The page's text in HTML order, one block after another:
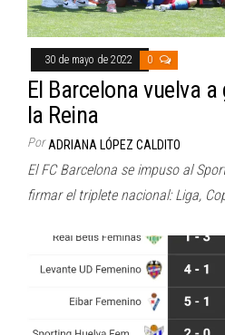
30 de mayo de 2022 0
El Barcelona vuelva
la Reina
Por ADRIANA LÓPEZ CALDITO
El FC Barcelona se impuso al
firmar el triplete nacional: Liga,